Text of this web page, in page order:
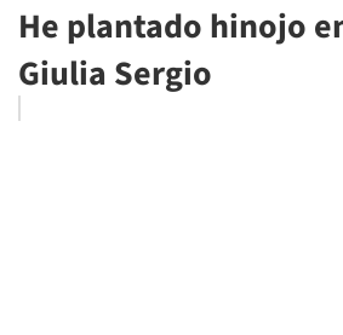
He plantado hinojo
Giulia Sergio